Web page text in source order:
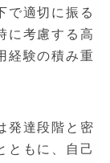
で適切に振る
に考慮する高
経験の積み重
発達段階と密
ともに、自己